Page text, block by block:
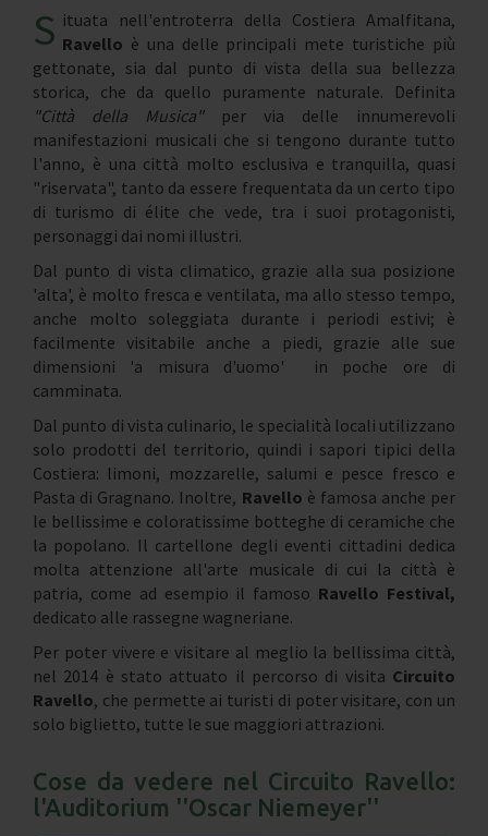
S ituata nell'entroterra della Costiera Amalfitana,
Ravello è una delle principali mete turistiche più
gettonate, sia dal punto di vista della sua bellezza
storica, che da quello puramente naturale. Definita
"Città della Musica" per via delle innumerevoli
manifestazioni musicali che si tengono durante tutto
l'anno, è una città molto esclusiva e tranquilla, quasi
"riservata", tanto da essere frequentata da un certo tipo
di turismo di élite che vede, tra i suoi protagonisti,
personaggi dai nomi illustri.
Dal punto di vista climatico, grazie alla sua posizione
'alta', è molto fresca e ventilata, ma allo stesso tempo,
anche molto soleggiata durante i periodi estivi; è
facilmente visitabile anche a piedi, grazie alle sue
dimensioni 'a misura d'uomo' in poche ore di
camminata.
Dal punto di vista culinario, le specialità locali utilizzano
solo prodotti del territorio, quindi i sapori tipici della
Costiera: limoni, mozzarelle, salumi e pesce fresco e
Pasta di Gragnano. Inoltre, Ravello è famosa anche per
le bellissime e coloratissime botteghe di ceramiche che
la popolano. Il cartellone degli eventi cittadini dedica
molta attenzione all'arte musicale di cui la città è
patria, come ad esempio il famoso Ravello Festival,
dedicato alle rassegne wagneriane.
Per poter vivere e visitare al meglio la bellissima città,
nel 2014 è stato attuato il percorso di visita Circuito
Ravello, che permette ai turisti di poter visitare, con un
solo biglietto, tutte le sue maggiori attrazioni.
Cose da vedere nel Circuito Ravello:
l'Auditorium ''Oscar Niemeyer''